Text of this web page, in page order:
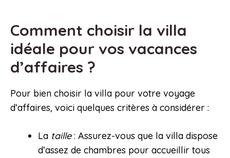
Comment choisir la villa
idéale pour vos vacances
d’affaires ?
Pour bien choisir la villa pour votre voyage
d’affaires, voici quelques critères à considérer :
La taille: Assurez-vous que la villa dispose
d’assez de chambres pour accueillir tous